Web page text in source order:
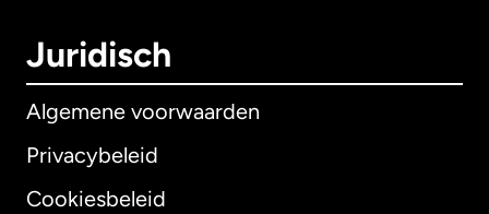
Juridisch
Algemene voorwaarden
Privacybeleid
Cookiesbeleid